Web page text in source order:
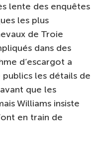
lente des enquêtes
les plus
de Troie
dans des
d’escargot a
les détails de
que les
Williams insiste
en train de